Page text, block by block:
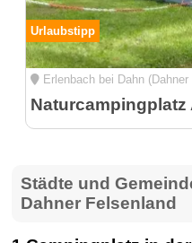
Urlaubstipp
Erlenbach bei Dahn (Dahner
Städte und
Dahner Felsenland